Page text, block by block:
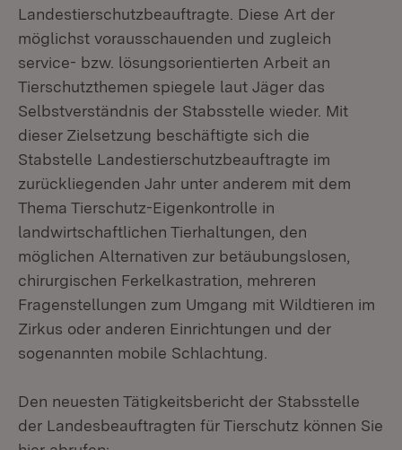
Landestierschutzbeauftragte. Diese Art der
möglichst vorausschauenden und zugleich
service- bzw. lösungsorientierten Arbeit an
Tierschutzthemen spiegele laut Jäger das
Selbstverständnis der Stabsstelle wieder. Mit
dieser Zielsetzung beschäftigte sich die
Stabstelle Landestierschutzbeauftragte im
zurückliegenden Jahr unter anderem mit dem
Thema Tierschutz-Eigenkontrolle in
landwirtschaftlichen Tierhaltungen, den
möglichen Alternativen zur betäubungslosen,
chirurgischen Ferkelkastration, mehreren
Fragenstellungen zum Umgang mit Wildtieren im
Zirkus oder anderen Einrichtungen und der
sogenannten mobile Schlachtung.
Den neuesten Tätigkeitsbericht der Stabsstelle
der Landesbeauftragten für Tierschutz können Sie